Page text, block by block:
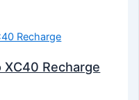
Recharge